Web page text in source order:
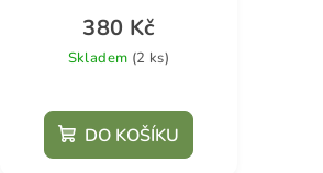
380 Kč
Skladem (2 ks)
DO KOŠÍKU